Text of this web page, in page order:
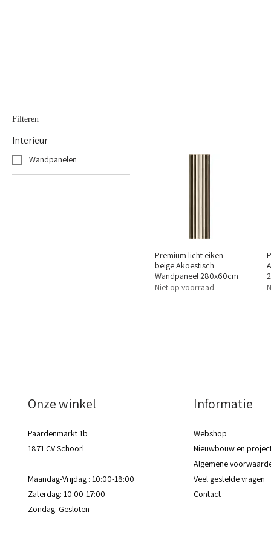
Filteren
Interieur
Wandpanelen
Premium licht eiken
beige Akoestisch
Wandpaneel 280x60cm
Niet op voorraad
Onze winkel
Paardenmarkt 1b
1871 CV Schoorl
Maandag-Vrijdag : 10:00-18:00
Zaterdag: 10:00-17:00
Zondag: Gesloten​​
Informatie
Webshop
Nieuwbouw en
Algemene
Veel gestelde vragen
Contact